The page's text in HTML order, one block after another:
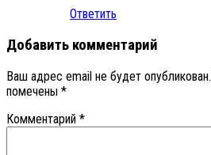
Ответить
Добавить комментарий
Ваш адрес email не будет опубликован.
помечены *
Комментарий *